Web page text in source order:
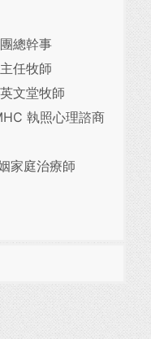
總幹事
任牧師
文堂牧師
執照心理諮商
家庭治療師